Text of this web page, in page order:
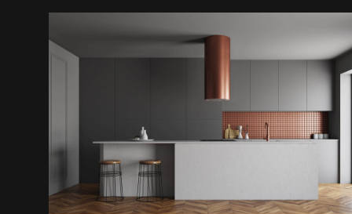
Dizainerio zona
Techninė pagalba
Kur nusipirkti
Akcijos
Dirbkime kartu